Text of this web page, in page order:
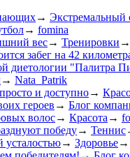
→ Экстремальный
→ fomina
вес→ Тренировки →
забег на 42
диетологии "Палитра
→ Nata_Patrik
и доступно→
героев → Блог
волос→ Красота →
победу→ Теннис
усталостью→ Здоровье→